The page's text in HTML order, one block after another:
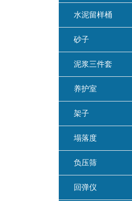
水泥留样桶
砂子
泥浆三件套
养护室
架子
塌落度
负压筛
回弹仪